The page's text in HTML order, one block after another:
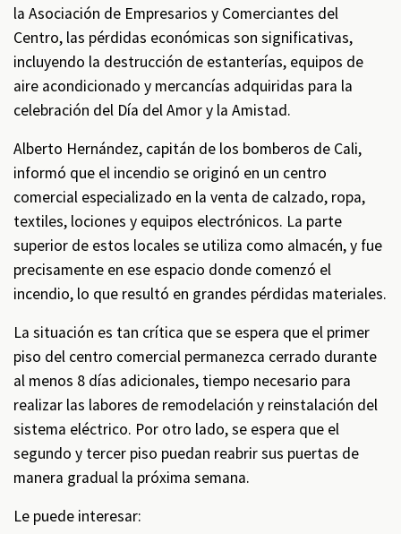
la Asociación de Empresarios y Comerciantes del
Centro, las pérdidas económicas son significativas,
incluyendo la destrucción de estanterías, equipos de
aire acondicionado y mercancías adquiridas para la
celebración del Día del Amor y la Amistad.
Alberto Hernández, capitán de los bomberos de Cali,
informó que el incendio se originó en un centro
comercial especializado en la venta de calzado, ropa,
textiles, lociones y equipos electrónicos. La parte
superior de estos locales se utiliza como almacén, y fue
precisamente en ese espacio donde comenzó el
incendio, lo que resultó en grandes pérdidas materiales.
La situación es tan crítica que se espera que el primer
piso del centro comercial permanezca cerrado durante
al menos 8 días adicionales, tiempo necesario para
realizar las labores de remodelación y reinstalación del
sistema eléctrico. Por otro lado, se espera que el
segundo y tercer piso puedan reabrir sus puertas de
manera gradual la próxima semana.
Le puede interesar: